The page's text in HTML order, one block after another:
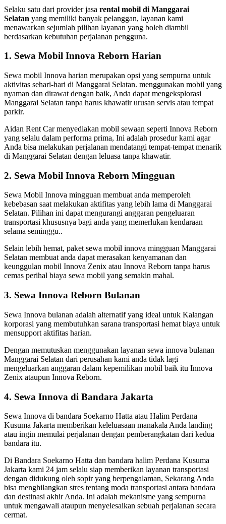
Selaku satu dari provider jasa rental mobil di Manggarai
Selatan yang memiliki banyak pelanggan, layanan kami
menawarkan sejumlah pilihan layanan yang boleh diambil
berdasarkan kebutuhan perjalanan pengguna.
1. Sewa Mobil Innova Reborn Harian
Sewa mobil Innova harian merupakan opsi yang sempurna untuk
aktivitas sehari-hari di Manggarai Selatan. menggunakan mobil yang
nyaman dan dirawat dengan baik, Anda dapat mengeksplorasi
Manggarai Selatan tanpa harus khawatir urusan servis atau tempat
parkir.
Aidan Rent Car menyediakan mobil sewaan seperti Innova Reborn
yang selalu dalam performa prima, Ini adalah prosedur kami agar
Anda bisa melakukan perjalanan mendatangi tempat-tempat menarik
di Manggarai Selatan dengan leluasa tanpa khawatir.
2. Sewa Mobil Innova Reborn Mingguan
Sewa Mobil Innova mingguan membuat anda memperoleh
kebebasan saat melakukan aktifitas yang lebih lama di Manggarai
Selatan. Pilihan ini dapat mengurangi anggaran pengeluaran
transportasi khususnya bagi anda yang memerlukan kendaraan
selama seminggu..
Selain lebih hemat, paket sewa mobil innova mingguan Manggarai
Selatan membuat anda dapat merasakan kenyamanan dan
keunggulan mobil Innova Zenix atau Innova Reborn tanpa harus
cemas perihal biaya sewa mobil yang semakin mahal.
3. Sewa Innova Reborn Bulanan
Sewa Innova bulanan adalah alternatif yang ideal untuk Kalangan
korporasi yang membutuhkan sarana transportasi hemat biaya untuk
mensupport aktifitas harian.
Dengan memutuskan menggunakan layanan sewa innova bulanan
Manggarai Selatan dari perusahan kami anda tidak lagi
mengeluarkan anggaran dalam kepemilikan mobil baik itu Innova
Zenix ataupun Innova Reborn.
4. Sewa Innova di Bandara Jakarta
Sewa Innova di bandara Soekarno Hatta atau Halim Perdana
Kusuma Jakarta memberikan keleluasaan manakala Anda landing
atau ingin memulai perjalanan dengan pemberangkatan dari kedua
bandara itu.
Di Bandara Soekarno Hatta dan bandara halim Perdana Kusuma
Jakarta kami 24 jam selalu siap memberikan layanan transportasi
dengan didukung oleh sopir yang berpengalaman, Sekarang Anda
bisa menghilangkan stres tentang moda transportasi antara bandara
dan destinasi akhir Anda. Ini adalah mekanisme yang sempurna
untuk mengawali ataupun menyelesaikan sebuah perjalanan secara
cermat.